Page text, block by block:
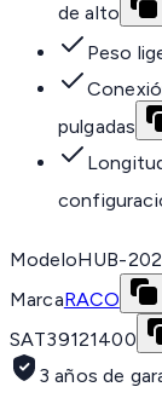
de alto
Peso
pulgadas
ModeloHUB-
MarcaRACO
SAT39121400
3 años de